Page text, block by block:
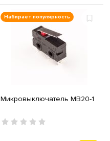
Набирает популярность
Микровыключатель МВ20-1